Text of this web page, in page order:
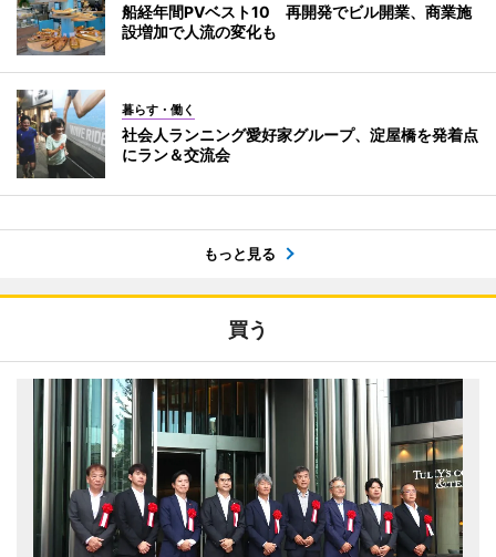
船経年間PVベスト10 再開発でビル開業、商業施
設増加で人流の変化も
暮らす・働く
社会人ランニング愛好家グループ、淀屋橋を発着点
にラン＆交流会
もっと見る
買う